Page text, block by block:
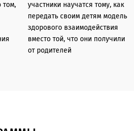
том,
участники научатся тому, как
передать своим детям модель
здорового взаимодействия
вместо той, что они получили
от родителей